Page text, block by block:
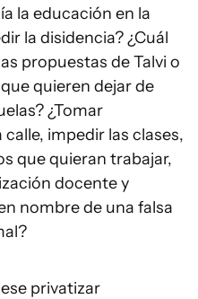
la educación en la
la disidencia? ¿Cuál
propuestas de Talvi o
quieren dejar de
¿Tomar
impedir las clases,
que quieran trabajar,
docente y
nombre de una falsa
privatizar